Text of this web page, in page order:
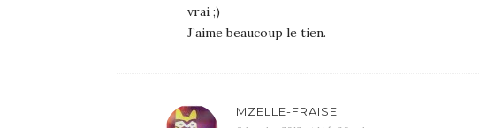
vrai ;)
J’aime beaucoup le tien.
MZELLE-FRAISE